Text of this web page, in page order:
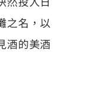
之名，以
酒的美酒